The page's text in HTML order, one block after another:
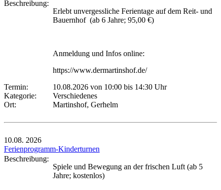
Beschreibung:
Erlebt unvergessliche Ferientage auf dem Reit- und
Bauernhof (ab 6 Jahre; 95,00 €)
Anmeldung und Infos online:
https://www.dermartinshof.de/
Termin:
10.08.2026 von 10:00 bis 14:30 Uhr
Kategorie:
Verschiedenes
Ort:
Martinshof, Gerhelm
10.08. 2026
Ferienprogramm-Kinderturnen
Beschreibung:
Spiele und Bewegung an der frischen Luft (ab 5
Jahre; kostenlos)